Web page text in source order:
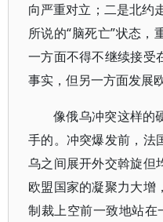
向严重对立；二是北约
所说的“脑死亡”状态，
一方面不得不继续接受
事实，但另一方面发展
像俄乌冲突这样的
手的。冲突爆发前，法
乌之间展开外交斡旋但
欧盟国家的凝聚力大增
制裁上空前一致地站